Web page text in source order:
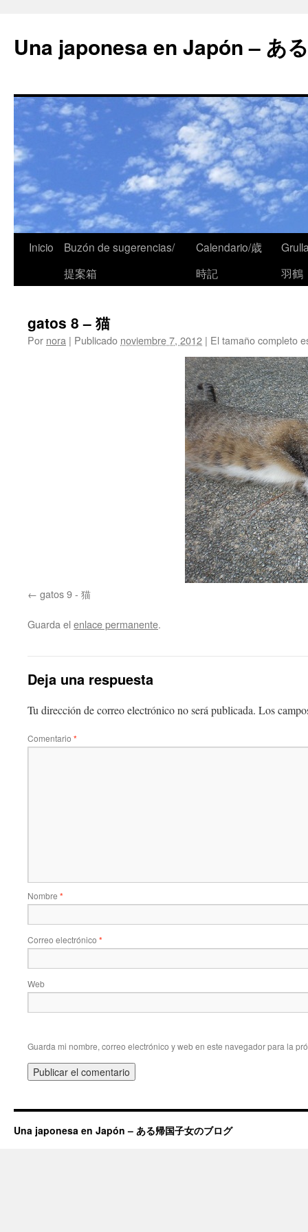
Una japonesa en Japón – あ
Inicio
Buzón de sugerencias/
提案箱
Calendario/歳
時記
羽鶴
gatos 8 – 猫
Por nora | Publicado noviembre 7, 2012 | El tamaño completo
gatos 9 - 猫
Guarda el enlace permanente.
Deja una respuesta
Tu dirección de correo electrónico no será publicada. Los
Comentario *
Nombre *
Correo electrónico *
Web
Guarda mi nombre, correo electrónico y web en este navegador para la
Una japonesa en Japón – ある帰国子女のブログ